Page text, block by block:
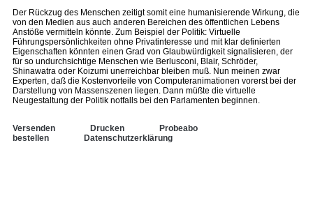
Der Rückzug des Menschen zeitigt somit eine humanisierende Wirkung, die
von den Medien aus auch anderen Bereichen des öffentlichen Lebens
Anstöße vermitteln könnte. Zum Beispiel der Politik: Virtuelle
Führungspersönlichkeiten ohne Privatinteresse und mit klar definierten
Eigenschaften könnten einen Grad von Glaubwürdigkeit signalisieren, der
für so undurchsichtige Menschen wie Berlusconi, Blair, Schröder,
Shinawatra oder Koizumi unerreichbar bleiben muß. Nun meinen zwar
Experten, daß die Kostenvorteile von Computeranimationen vorerst bei der
Darstellung von Massenszenen liegen. Dann müßte die virtuelle
Neugestaltung der Politik notfalls bei den Parlamenten beginnen.
Versenden Drucken
Probeabo
bestellen
Datenschutzerklärung